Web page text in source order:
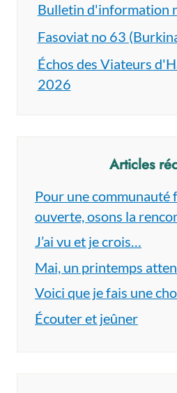
Bulletin d'information
Fasoviat no 63
Échos des Viateurs
2026
Articles
Pour une communauté
ouverte, osons la
J’ai vu et je crois…
Mai, un printemps
Voici que je fais une
Écouter et jeûner